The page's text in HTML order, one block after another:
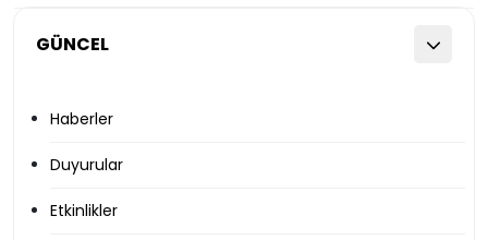
GÜNCEL
Haberler
Duyurular
Etkinlikler